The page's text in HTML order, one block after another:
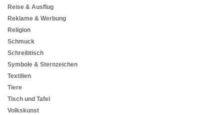
Reise & Ausflug
Reklame & Werbung
Religion
Schmuck
Schreibtisch
Symbole & Sternzeichen
Textilien
Tiere
Tisch und Tafel
Volkskunst